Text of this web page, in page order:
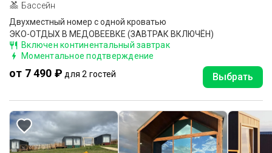
Бассейн
Двухместный номер с одной кроватью
ЭКО-ОТДЫХ В МЕДОВЕЕВКЕ (ЗАВТРАК ВКЛЮЧЁН)
Включен континентальный завтрак
Моментальное подтверждение
от 7 490 ₽ для 2 гостей Выбрать